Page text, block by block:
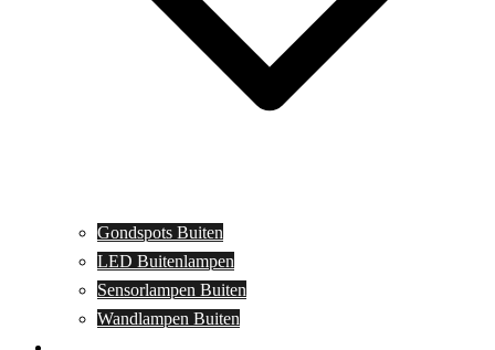
Gondspots Buiten
LED Buitenlampen
Sensorlampen Buiten
Wandlampen Buiten